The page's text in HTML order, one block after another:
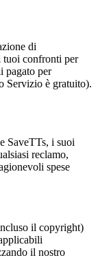
di
tuoi confronti per
pagato per
Servizio è gratuito).
SaveTTs, i suoi
reclamo,
spese
il copyright)
il nostro